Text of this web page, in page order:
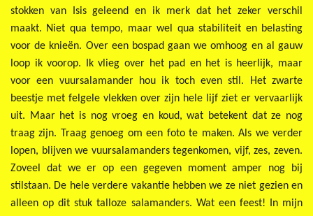
stokken van Isis geleend en ik merk dat het zeker verschil
maakt. Niet qua tempo, maar wel qua stabiliteit en belasting
voor de knieën. Over een bospad gaan we omhoog en al gauw
loop ik voorop. Ik vlieg over het pad en het is heerlijk, maar
voor een vuursalamander hou ik toch even stil. Het zwarte
beestje met felgele vlekken over zijn hele lijf ziet er vervaarlijk
uit. Maar het is nog vroeg en koud, wat betekent dat ze nog
traag zijn. Traag genoeg om een foto te maken. Als we verder
lopen, blijven we vuursalamanders tegenkomen, vijf, zes, zeven.
Zoveel dat we er op een gegeven moment amper nog bij
stilstaan. De hele verdere vakantie hebben we ze niet gezien en
alleen op dit stuk talloze salamanders. Wat een feest! In mijn